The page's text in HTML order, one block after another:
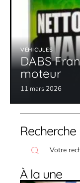
VÉHICULES
DABS
moteur
11 mars 2026
Recherche
À la une